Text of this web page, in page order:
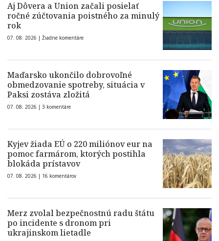
Aj Dôvera a Union začali posielať
ročné zúčtovania poistného za minulý
rok
07. 08. 2026 | Žiadne komentáre
Maďarsko ukončilo dobrovoľné
obmedzovanie spotreby, situácia v
Paksi zostáva zložitá
07. 08. 2026 | 3 komentáre
Kyjev žiada EÚ o 220 miliónov eur na
pomoc farmárom, ktorých postihla
blokáda prístavov
07. 08. 2026 | 16 komentárov
Merz zvolal bezpečnostnú radu štátu
po incidente s dronom pri
ukrajinskom lietadle